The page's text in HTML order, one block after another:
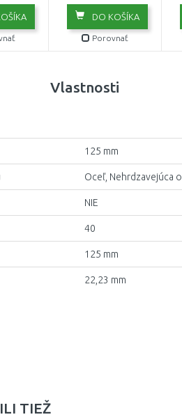
DO KOŠÍKA
Porovnať
Vlastnosti
125 mm
Oceľ, Nehrdzavejúca
NIE
40
125 mm
22,23 mm
TIEŽ